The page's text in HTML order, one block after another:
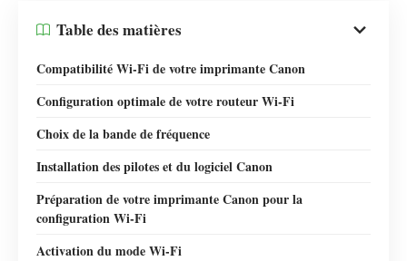
Table des matières
Compatibilité Wi-Fi de votre imprimante Canon
Configuration optimale de votre routeur Wi-Fi
Choix de la bande de fréquence
Installation des pilotes et du logiciel Canon
Préparation de votre imprimante Canon pour la
configuration Wi-Fi
Activation du mode Wi-Fi